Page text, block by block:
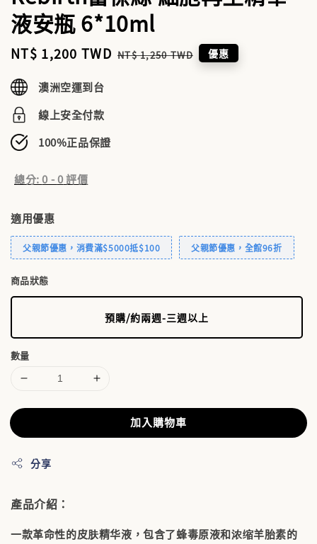
液安瓶 6*10ml
Sale
NT$ 1,200 TWD Regular
NT$ 1,250 TWD 優惠
澳洲空運到台
線上安全付款
100%正品保證
總分:0 -0評價
適用優惠
父親節優惠，消費滿$5000抵$100 父親節優惠，全館96折
商品狀態
預購/約兩週-三週以上
數量
加入購物車
分享
產品介紹：
一款革命性的皮肤精华液，包含了蜂毒原液和浓缩羊胎素的